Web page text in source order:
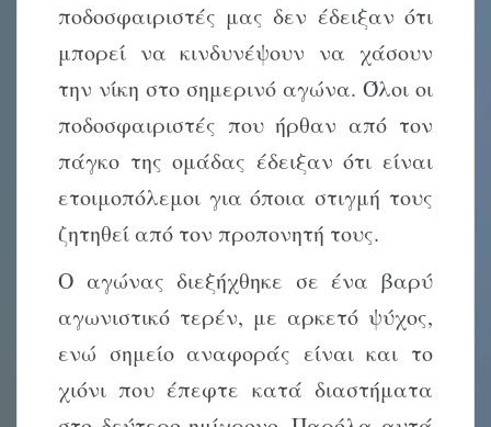
ποδοσφαιριστές μας δεν έδειξαν ότι
μπορεί να κινδυνέψουν να χάσουν
την νίκη στο σημερινό αγώνα. Όλοι οι
ποδοσφαιριστές που ήρθαν από τον
πάγκο της ομάδας έδειξαν ότι είναι
ετοιμοπόλεμοι για όποια στιγμή τους
ζητηθεί από τον προπονητή τους.
Ο αγώνας διεξήχθηκε σε ένα βαρύ
αγωνιστικό τερέν, με αρκετό ψύχος,
ενώ σημείο αναφοράς είναι και το
χιόνι που έπεφτε κατά διαστήματα